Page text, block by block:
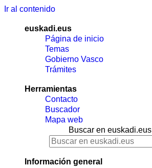
Ir al contenido
euskadi.eus
Página de inicio
Temas
Gobierno Vasco
Trámites
Herramientas
Contacto
Buscador
Mapa web
Buscar en euskadi.eus
Información general